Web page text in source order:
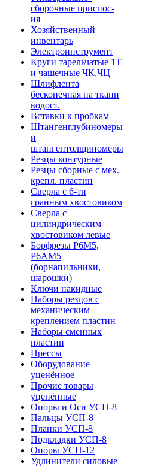
сборочные приспос-
ия
Хозяйственный
инвентарь
Электроинструмент
Круги тарельчатые 1Т
и чашечные ЧК,ЧЦ
Шлифлента
бесконечная на ткани
водост.
Вставки к пробкам
Штангенглубиномеры
и
штангентолщиномеры
Резцы контурные
Резцы сборные с мех.
крепл. пластин
Сверла с 6-ти
гранным хвостовиком
Сверла с
цилиндрическим
хвостовиком левые
Борфрезы Р6М5,
Р6АМ5
(борнапильники,
шарошки)
Ключи накидные
Наборы резцов с
механическим
креплением пластин
Наборы сменных
пластин
Прессы
Оборудование
уценённое
Прочие товары
уценённые
Опоры и Оси УСП-8
Пальцы УСП-8
Планки УСП-8
Подкладки УСП-8
Опоры УСП-12
Удлинители силовые